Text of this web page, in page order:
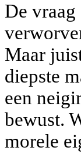
De vraag
Maar
diepste
een
bewust.
morele